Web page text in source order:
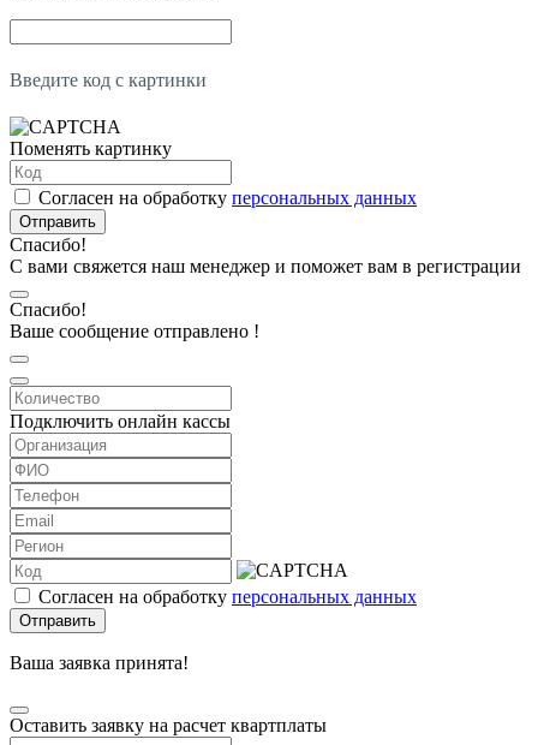
Введите код с картинки
Поменять картинку
Согласен на обработку персональных данных
Отправить
Спасибо!
С вами свяжется наш менеджер и поможет вам в регистрации
Спасибо!
Ваше сообщение отправлено !
Подключить онлайн кассы
Согласен на обработку персональных данных
Отправить
Ваша заявка принята!
Оставить заявку на расчет квартплаты